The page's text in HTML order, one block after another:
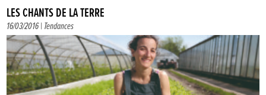
LES CHANTS DE LA TERRE
16/03/2016 |Tendances